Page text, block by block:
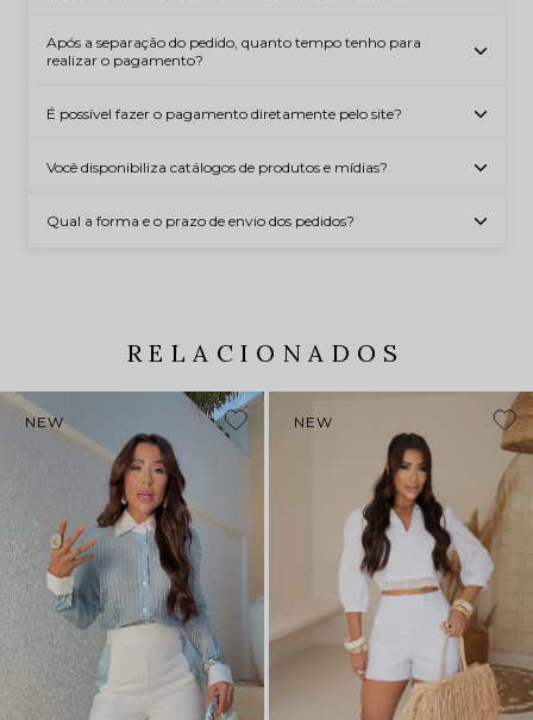
Após a separação do pedido, quanto tempo tenho para
realizar o pagamento?
É possível fazer o pagamento diretamente pelo site?
Você disponibiliza catálogos de produtos e mídias?
Qual a forma e o prazo de envio dos pedidos?
RELACIONADOS
NEW NEW